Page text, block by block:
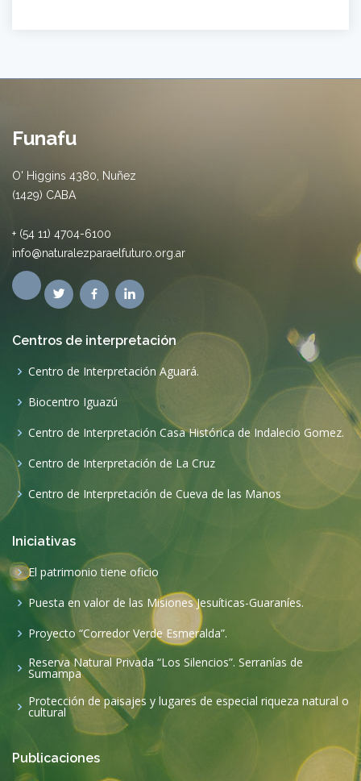
Funafu
O' Higgins 4380, Nuñez
(1429) CABA
+ (54 11) 4704-6100
info@naturalezparaelfuturo.org.ar
Centros de interpretación
Centro de Interpretación Aguará.
Biocentro Iguazú
Centro de Interpretación Casa Histórica de Indalecio Gomez.
Centro de Interpretación de La Cruz
Centro de Interpretación de Cueva de las Manos
Iniciativas
El patrimonio tiene oficio
Puesta en valor de las Misiones Jesuíticas-Guaraníes.
Proyecto “Corredor Verde Esmeralda”.
Reserva Natural Privada “Los Silencios”. Serranías de
Sumampa
Protección de paisajes y lugares de especial riqueza natural o
cultural
Publicaciones